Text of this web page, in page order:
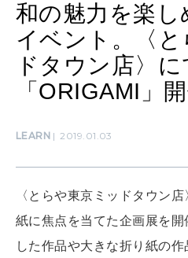
女神まり愛のタロ
算命学がわかる
知る、考
わたしがで
和の魅力を楽し
イベント。〈と
ドタウン店〉
「ORIGAMI」
LEARN 2019.01.03
〈とらや東京ミッドタウン
紙に焦点を当てた企画展を
した作品や大きな折り紙の